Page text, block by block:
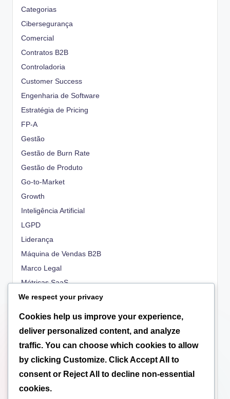
Categorias
Cibersegurança
Comercial
Contratos B2B
Controladoria
Customer Success
Engenharia de Software
Estratégia de Pricing
FP-A
Gestão
Gestão de Burn Rate
Gestão de Produto
Go-to-Market
Growth
Inteligência Artificial
LGPD
Liderança
Máquina de Vendas B2B
Marco Legal
Métricas SaaS
OKRs
People
Propriedade Intelectual
Regulatório
Scale-up
Tributação
We respect your privacy
Cookies help us improve your experience,
deliver personalized content, and analyze
traffic. You can choose which cookies to allow
by clicking Customize. ClickAccept All
to
consent or Reject All
to decline non-essential
cookies.